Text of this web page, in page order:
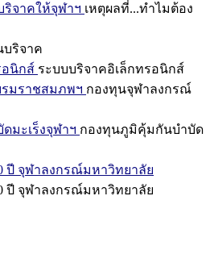
ริจาคให้จุฬาฯ เหตุผลที่...ทำไมต้อง
บริจาค
อนิกส์ ระบบบริจาคอิเล็กทรอนิกส์
มราชสมภพฯ กองทุนจุฬาลงกรณ์
มะเร็งจุฬาฯ กองทุนภูมิคุ้มกันบำบัด
ปี จุฬาลงกรณ์มหาวิทยาลัย
ปี จุฬาลงกรณ์มหาวิทยาลัย